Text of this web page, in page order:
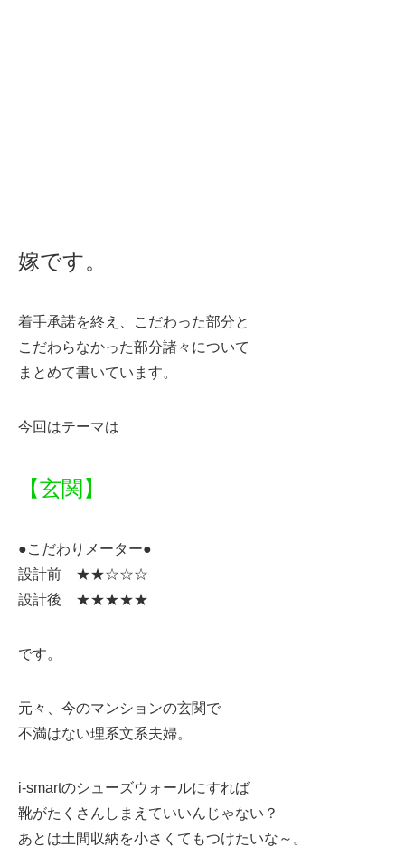
嫁です。
着手承諾を終え、こだわった部分と
こだわらなかった部分諸々について
まとめて書いています。
今回はテーマは
【玄関】
●こだわりメーター●
設計前 ★★☆☆☆
設計後 ★★★★★
です。
元々、今のマンションの玄関で
不満はない理系文系夫婦。
i-smartのシューズウォールにすれば
靴がたくさんしまえていいんじゃない？
あとは土間収納を小さくてもつけたいな～。